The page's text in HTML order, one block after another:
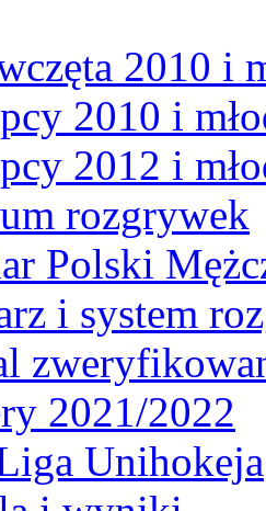
2010 i
2010 i
2012 i
rozgrywek
Polski
i system
2021/2022
Unihokeja